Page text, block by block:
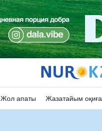
Жол апаты Жазатайым оқиға